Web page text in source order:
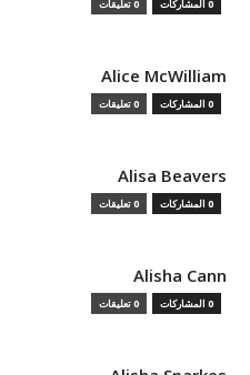
0 المشاركات 0 تعليقات
Alice McWilliam
0 المشاركات 0 تعليقات
Alisa Beavers
0 المشاركات 0 تعليقات
Alisha Cann
0 المشاركات 0 تعليقات